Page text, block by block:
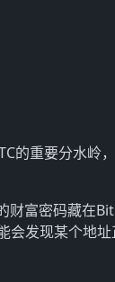
的重要分水岭
财富密码藏在
发现某个地址